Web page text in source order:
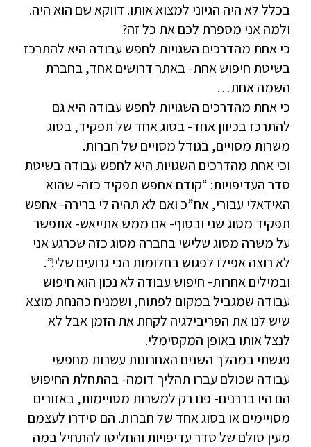
בכלל לא היה הגיוני למצוא אותו. דווקא שם הוא היה.
ולמה אני מספרת לכם את כל זה?
כי אחת מהדרכים השגויות לחפש עבודה היא להתרכז
בשיטת חיפוש אחת- באתר דרושים אחד, בחברת
השמה אחת…
כי אחת מהדרכים השגויות לחפש עבודה היא גם
להתרכז בכיוון אחד- בסוג אחד של תפקיד, בסוג
משרות מסויים, בגודל מסויים של חברות.
וכי אחת מהדרכים השגויות היא לחפש עבודה בשיטת
סדר העדיפויות: “קודם אחפש תפקיד כזה- שהוא
האידאלי עבורי, אח”כ ואם לא תהיה לי ברירה- אחפש
תפקיד מסוג שני ובסוף- אם ממש אתייאש- אתפשר
על משרה מסוג שלישי בחברה מסוג כזה שכרגע אני
לא רוצה אפילו לפגוש בחלומות הכי גרועים שלי!”.
ובמילים אחרות- חיפוש עבודה לא נכון הוא חיפוש
עבודה שמגביל במקום לפתוח, ושמניח כהנחת מוצא
שיש לנו את הפריבילגיה לקחת את הזמן אבל לא
לנצל אותו באופן המקסימלי.
פגשתי במהלך השנים האחרונות עשרות מחפשי
עבודה שכולם עברו תהליך דומה- בהתחלת החיפוש
הם היו בררנים- פנו רק למשרות מסויימות, באזורים
מסויימים או בסוג אחד של חברות. הם סידרו לעצמם
מעין סולם של סדר עדיפויות והחליטו להתחיל במה